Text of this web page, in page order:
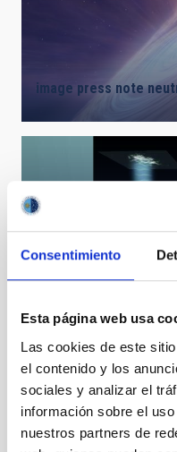
Consentimiento
Esta página web usa
Las cookies de este
el contenido y los
sociales y analizar el
información sobre el
nuestros partners de
image press note
Adaptive optics